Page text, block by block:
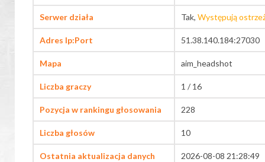
Serwer działa Tak, Występują
Adres Ip:Port 51.38.140.184:27030
Mapa aim_headshot
Liczba graczy 1 / 16
Pozycja w rankingu głosowania 228
Liczba głosów 10
Ostatnia aktualizacja danych 2026-08-08 21:28:49